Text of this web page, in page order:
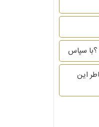
؟با سپاس
این